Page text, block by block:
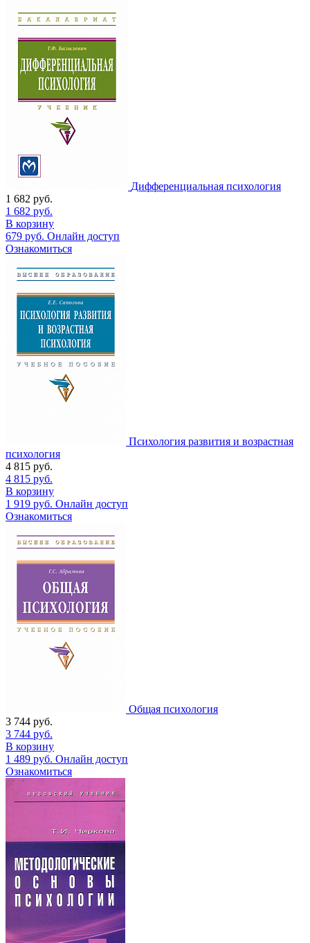
Дифференциальная психология
1 682 руб.
1 682 руб.
В корзину
679 руб. Онлайн доступ
Ознакомиться
Психология развития и возрастная
психология
4 815 руб.
4 815 руб.
В корзину
1 919 руб. Онлайн доступ
Ознакомиться
Общая психология
3 744 руб.
3 744 руб.
В корзину
1 489 руб. Онлайн доступ
Ознакомиться